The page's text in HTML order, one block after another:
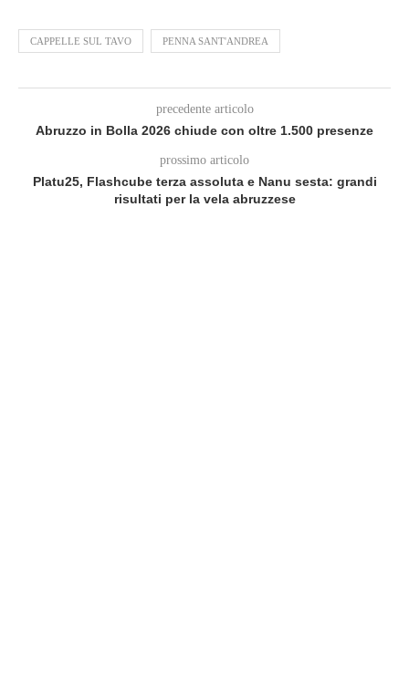
CAPPELLE SUL TAVO PENNA SANT'ANDREA
precedente articolo
Abruzzo in Bolla 2026 chiude con oltre 1.500 presenze
prossimo articolo
Platu25, Flashcube terza assoluta e Nanu sesta: grandi
risultati per la vela abruzzese